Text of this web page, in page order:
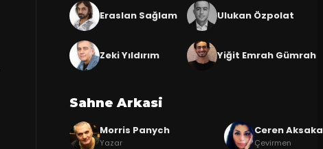
Eraslan Sağlam Ulukan Özpolat
Zeki Yıldırım Yiğit Emrah Gümrah
Sahne Arkasi
Morris Panych
Yazar
Ceren
Çevirmen